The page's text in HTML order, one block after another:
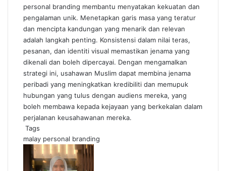
personal branding membantu menyatakan kekuatan dan
pengalaman unik. Menetapkan garis masa yang teratur
dan mencipta kandungan yang menarik dan relevan
adalah langkah penting. Konsistensi dalam nilai teras,
pesanan, dan identiti visual memastikan jenama yang
dikenali dan boleh dipercayai. Dengan mengamalkan
strategi ini, usahawan Muslim dapat membina jenama
peribadi yang meningkatkan kredibiliti dan memupuk
hubungan yang tulus dengan audiens mereka, yang
boleh membawa kepada kejayaan yang berkekalan dalam
perjalanan keusahawanan mereka.
Tags
malay personal branding